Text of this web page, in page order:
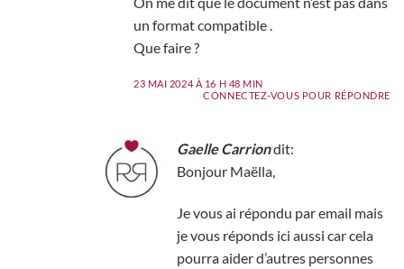
un format compatible .
Que faire ?
23 MAI 2024 À 16 H 48 MIN
CONNECTEZ-VOUS POUR RÉPONDRE
Gaelle Carriondit:
Bonjour Maëlla,
Je vous ai répondu par email mais
je vous réponds ici aussi car cela
pourra aider d’autres personnes